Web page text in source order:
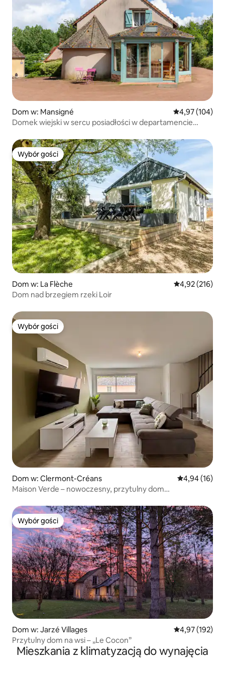
Dom w: Mansigné Średnia
4,97 (104)
Domek wiejski w sercu posiadłości w departamencie
Wybór gości
Wybór gości
Dom w: La Flèche Średnia
4,92 (216)
Dom nad brzegiem rzeki Loir
Wybór gości
Wybór gości
Dom w: Clermont-Créans Średnia
4,94 (16)
Maison Verde – nowoczesny, przytulny dom
Wybór gości
Wybór gości
Dom w: Jarzé Villages Średnia
4,97 (192)
Przytulny dom na wsi – „Le Cocon”
Mieszkania z klimatyzacją do wynajęcia